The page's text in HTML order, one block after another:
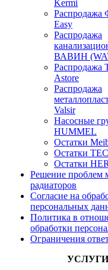
Kermi
Распродажа
Easy
Распродажа
ВАВИН
Astore
Распродажа
Valsir
Насосные
HUMMEL
Остатки
Остатки
Остатки
Решение проблем
радиаторов
Согласие на
персональных
Политика в
обработки
Ограничения
УСЛУГИ